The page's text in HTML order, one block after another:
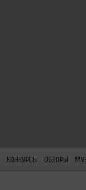
КОНКУРСЫ ОБЗОРЫ